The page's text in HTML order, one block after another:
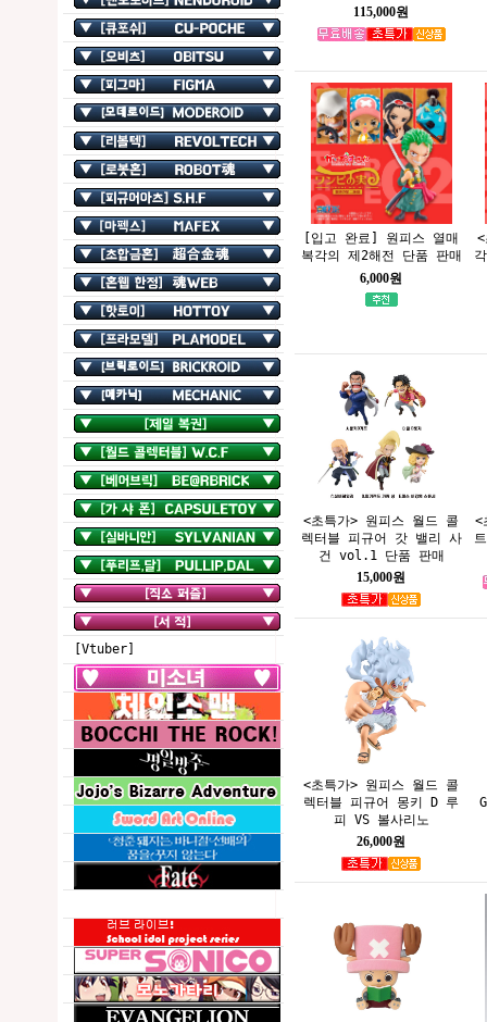
[Vtuber]
115,000원
[입고 완료] 원피스 열매
복각의 제2해전 단품 판매
6,000원
<초특가> 원피스 월드 콜
렉터블 피규어 갓 밸리 사
건 vol.1 단품 판매
15,000원
<
<초특가> 원피스 월드 콜
렉터블 피규어 몽키 D 루
피 VS 볼사리노
26,000원